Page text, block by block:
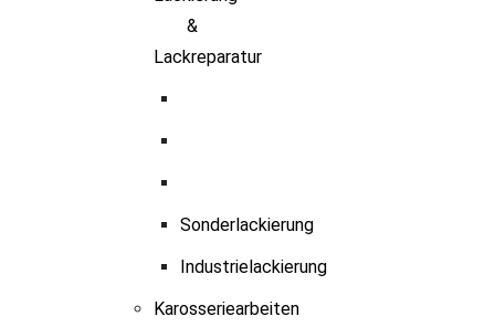
&
Lackreparatur
Sonderlackierung
Industrielackierung
Karosseriearbeiten